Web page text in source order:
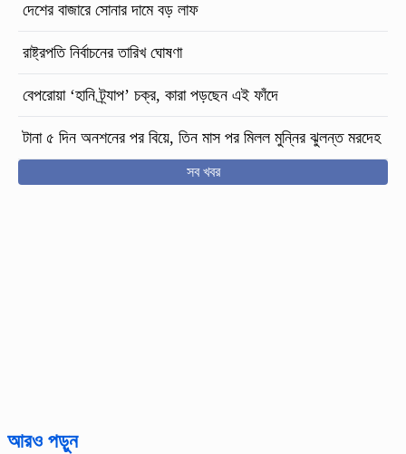
দেশের বাজারে সোনার দামে বড় লাফ
রাষ্ট্রপতি নির্বাচনের তারিখ ঘোষণা
বেপরোয়া ‘হানি ট্র্যাপ’ চক্র, কারা পড়ছেন এই ফাঁদে
টানা ৫ দিন অনশনের পর বিয়ে, তিন মাস পর মিলল মুন্নির ঝুলন্ত মরদেহ
সব খবর
আরও পড়ুন